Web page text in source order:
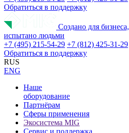
Обратиться в поддержку
Создано для бизнеса,
испытано людьми
+7 (495) 215-54-29 +7 (812) 425-31-29
Обратиться в поддержку
RUS
ENG
Наше
оборудование
Партнёрам
Сферы применения
Экосистема MIG
Сервис и поддержка